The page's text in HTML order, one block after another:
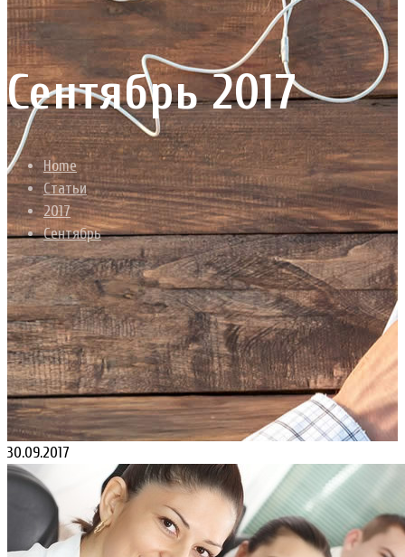
Сентябрь 2017
Home
Статьи
2017
Сентябрь
30.09.2017